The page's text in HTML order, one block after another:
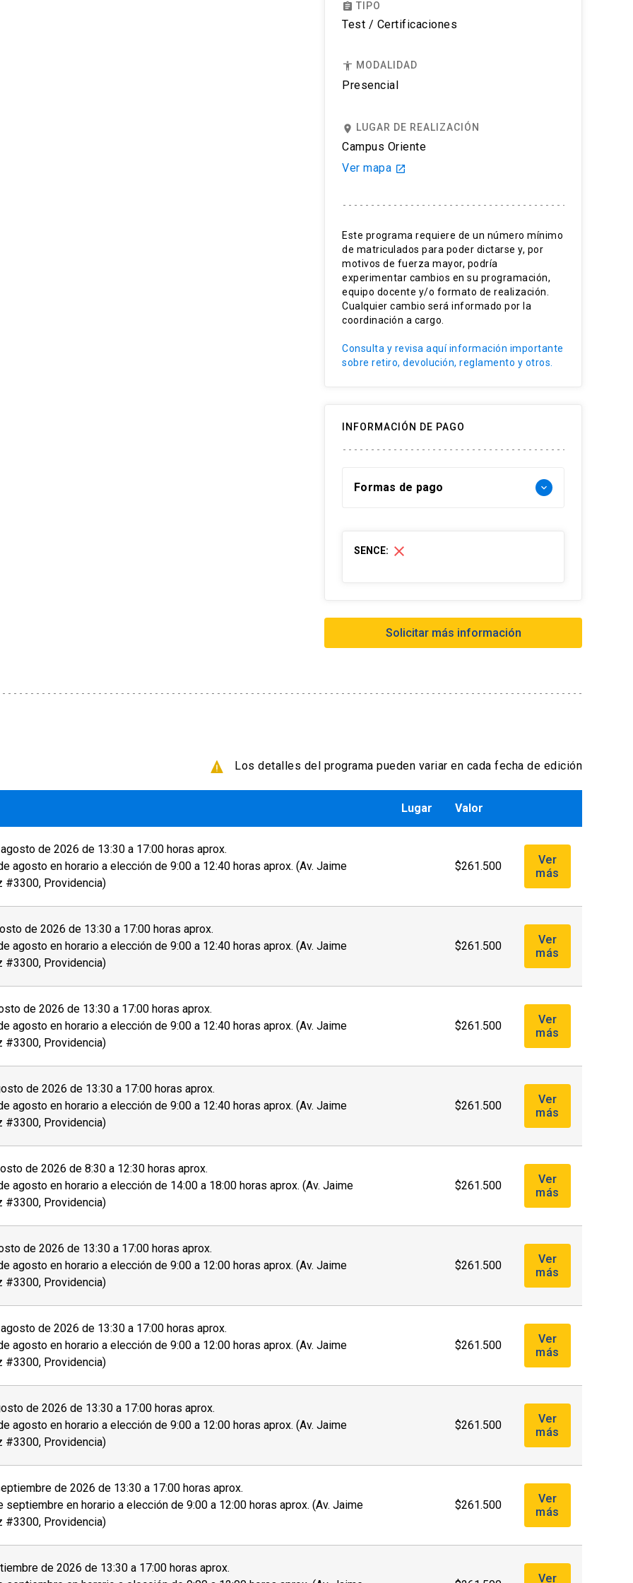
días antes de la prueba, se te cobrará una tarifa
después de la prueba o 13 días después de la
encuentren disponibles, se le notificará al
a sus resultados de manera online y retirar su
de English UC, ubicadas en Campus
físico. Además, puede pedir que se le envíe
de postulación que se encuentra al costado
documentos al momento de la postulación o
lados.
adecuadas, invitamos apersonas con
u otra, a dar aviso de esto durante el
o aceptado en el programa se debe
.
sobre el proceso de admisión y matrícula.
assignment TIPO
Test / Certificaciones
accessibility MODALIDAD
Presencial
place LUGAR DE REALIZACIÓN
Campus Oriente
Ver mapa launch
Este programa requiere de un número mínimo
de matriculados para poder dictarse y, por
motivos de fuerza mayor, podría
experimentar cambios en su programación,
equipo docente y/o formato de realización.
Cualquier cambio será informado por la
coordinación a cargo.
Consulta y revisa aquí información importante
sobre retiro, devolución, reglamento y otros.
INFORMACIÓN DE PAGO
Formas de pago keyboard_arrow_down
- Web pay: Tarjeta de crédito hasta 3
Formas de pago extranjero:
webpay
compra
SENCE: close
Solicitar más información
Los detalles del programa pueden variar en cada fecha de edición
Lugar Valor
de 2026 de 13:30 a 17:00 horas aprox.
agosto en horario a elección de 9:00 a 12:40 horas aprox. (Av. Jaime
#3300, Providencia)
$261.500
Ver
más
de 2026 de 13:30 a 17:00 horas aprox.
agosto en horario a elección de 9:00 a 12:40 horas aprox. (Av. Jaime
#3300, Providencia)
$261.500
Ver
más
de 2026 de 13:30 a 17:00 horas aprox.
agosto en horario a elección de 9:00 a 12:40 horas aprox. (Av. Jaime
#3300, Providencia)
$261.500
Ver
más
de 2026 de 13:30 a 17:00 horas aprox.
agosto en horario a elección de 9:00 a 12:40 horas aprox. (Av. Jaime
#3300, Providencia)
$261.500
Ver
más
de 2026 de 8:30 a 12:30 horas aprox.
agosto en horario a elección de 14:00 a 18:00 horas aprox. (Av. Jaime
#3300, Providencia)
$261.500
Ver
más
de 2026 de 13:30 a 17:00 horas aprox.
agosto en horario a elección de 9:00 a 12:00 horas aprox. (Av. Jaime
#3300, Providencia)
$261.500
Ver
más
de 2026 de 13:30 a 17:00 horas aprox.
agosto en horario a elección de 9:00 a 12:00 horas aprox. (Av. Jaime
#3300, Providencia)
$261.500
Ver
más
de 2026 de 13:30 a 17:00 horas aprox.
agosto en horario a elección de 9:00 a 12:00 horas aprox. (Av. Jaime
#3300, Providencia)
$261.500
Ver
más
de 2026 de 13:30 a 17:00 horas aprox.
septiembre en horario a elección de 9:00 a 12:00 horas aprox. (Av. Jaime
#3300, Providencia)
$261.500
Ver
más
de 2026 de 13:30 a 17:00 horas aprox.
Ver